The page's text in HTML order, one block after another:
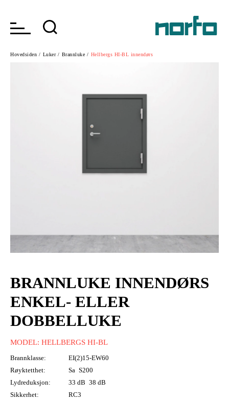
Hovedsiden / Luker / Brannluke / Hellbergs HI-BL innendørs
BRANNLUKE INNENDØRS
ENKEL- ELLER
DOBBELLUKE
MODEL: HELLBERGS HI-BL
Brannklasse:
EI(2)15-EW60
Røyktetthet:
Sa S200
Lydreduksjon:
33 dB 38 dB
Sikkerhet:
RC3